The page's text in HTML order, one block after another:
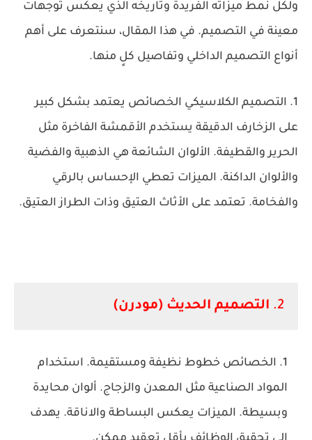
ولكل نمط ميزاته الفريدة وتاريخه الذي يعكس توجهات
معينة في التصميم. في هذا المقال، سنتعرف على أهم
أنواع التصميم الداخلي وتفاصيل كلٍ منها.
1. التصميم الكلاسيكي الخصائص يعتمد بشكل كبير
على الزخارف الدقيقة يستخدم الأقمشة الفاخرة مثل
الحرير والقطيفة. الألوان الشائعة هي الذهبية والفضية
والألوان الداكنة. الميزات تعطي الإحساس بالرقي
والفخامة. تعتمد على الأثاث العتيق وذات الطراز العتيق.
2. التصميم الحديث (مودرن)
الخصائص خطوط نظيفة ومستقيمة. استخدام
المواد الصناعية مثل المعدن والزجاج. ألوان محايدة
وبسيطة. الميزات يعكس البساطة والاناقة. يهدف